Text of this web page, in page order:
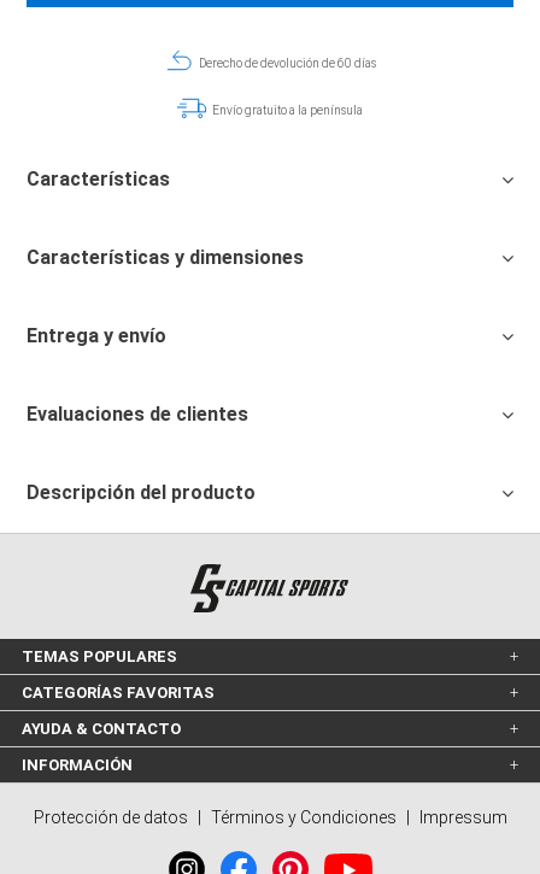
Derecho de devolución de 60 días
Envío gratuito a la península
Características
Características y dimensiones
Entrega y envío
Evaluaciones de clientes
Descripción del producto
TEMAS POPULARES
CATEGORÍAS FAVORITAS
AYUDA & CONTACTO
INFORMACIÓN
Protección de datos Términos y Condiciones Impressum